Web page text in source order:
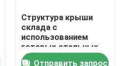
Структура крыши
склада с
использованием
готовых стальных
элементов для
Отправить запрос